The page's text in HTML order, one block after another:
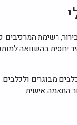
רשימת המרכיבים
יחסית בהשוואה
מבוגרים
התאמה אישית.